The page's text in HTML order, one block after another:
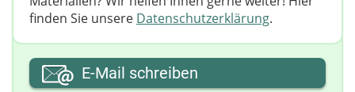
finden Sie unsere Datenschutzerklärung.
Ihre E-Mail-Adresse
E-Mail schreiben